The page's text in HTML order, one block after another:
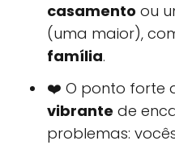
casamento ou
(uma maior),
família.
❤️ O ponto forte
vibrante de
problemas: